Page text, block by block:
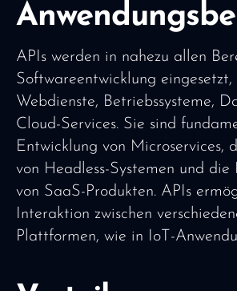
APIs werden in nahezu allen
Softwareentwicklung
Webdienste, Betriebssysteme,
Cloud-Services. Sie sind
Entwicklung von Microservices,
von Headless-Systemen und die
von SaaS-Produkten. APIs
Interaktion zwischen
Plattformen, wie in IoT-